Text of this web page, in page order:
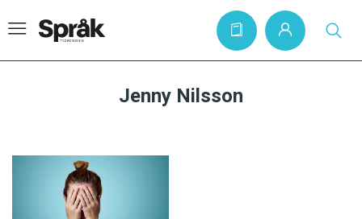
Artiklar
Krönikor
Jenny Nilsson